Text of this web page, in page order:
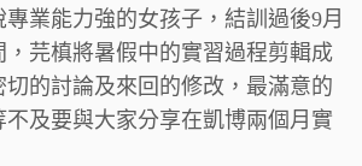
業能力強的女孩子，結訓過後9月
，芫槙將暑假中的實習過程剪輯成
的討論及來回的修改，最滿意的
及要與大家分享在凱博兩個月實